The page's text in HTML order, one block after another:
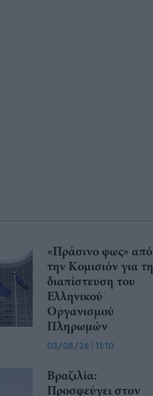
«Πράσινο φως» από
την Κομισιόν για τη
διαπίστευση του
Ελληνικού
Οργανισμού
Πληρωμών
03/08/26 | 11:10
Βραζιλία:
Προσφεύγει στον